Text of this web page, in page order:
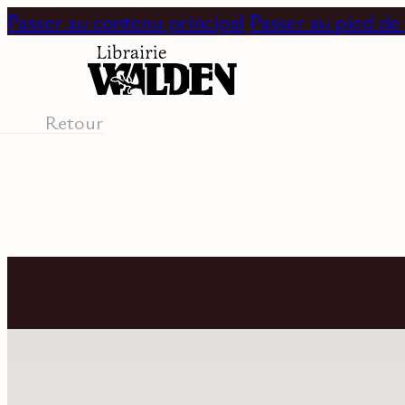
Passer au contenu principal Passer au pied de
Retour